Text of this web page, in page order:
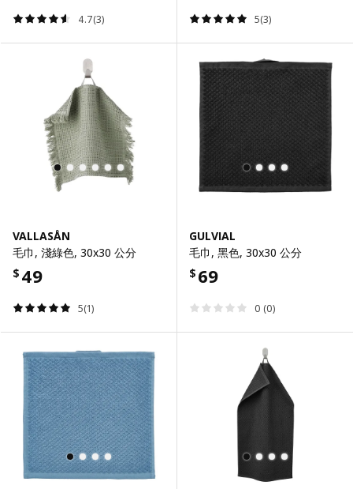
4.7(3) 5(3)
VALLASÅN
毛巾, 淺綠色, 30x30 公分
$ 49
5(1)
GULVIAL
毛巾, 黑色, 30x30 公分
$ 69
0 (0)